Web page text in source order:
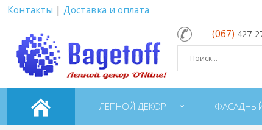
Контакты | Доставка и оплата
(067) 427-
ЛЕПНОЙ ДЕКОР